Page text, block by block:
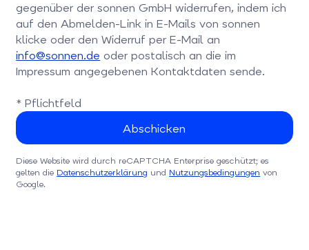
gegenüber der sonnen GmbH widerrufen, indem ich
auf den Abmelden-Link in E-Mails von sonnen
klicke oder den Widerruf per E-Mail an
info@sonnen.de oder postalisch an die im
Impressum angegebenen Kontaktdaten sende.
* Pflichtfeld
Diese Website wird durch reCAPTCHA Enterprise geschützt; es
gelten die Datenschutzerklärung und Nutzungsbedingungen von
Google.